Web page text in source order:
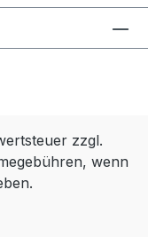
zzgl.
wenn